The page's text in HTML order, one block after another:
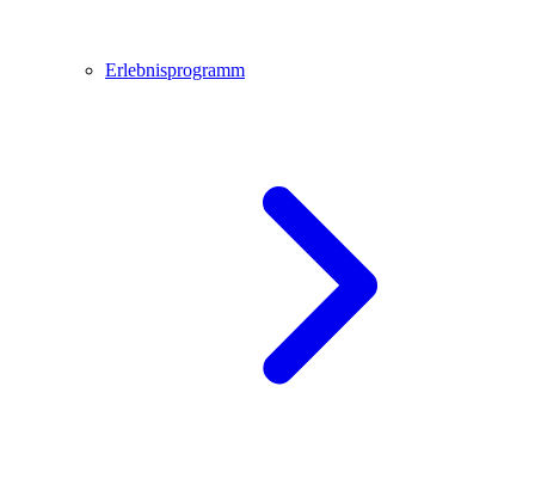
Erlebnisprogramm